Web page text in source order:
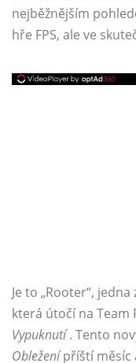
nejběžnějším
hře FPS, ale ve
Je to „Rooter“,
která útočí na Team
Vypuknutí. Tento
Obleženípříští měsíc